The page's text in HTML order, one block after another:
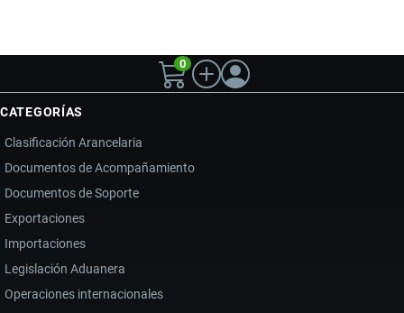
0
CATEGORÍAS
Clasificación Arancelaria
Documentos de Acompañamiento
Documentos de Soporte
Exportaciones
Importaciones
Legislación Aduanera
Operaciones internacionales